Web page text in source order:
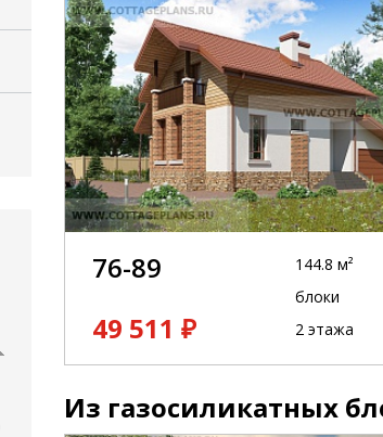
76-89
49 511 ₽
144.8 м²
блоки
2 этажа
Из газосиликатных